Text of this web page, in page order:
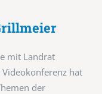
mit Landrat
hat
der